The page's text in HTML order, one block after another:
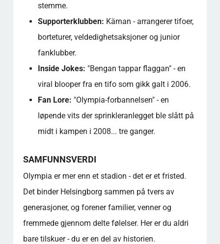
stemme.
Supporterklubben: Kärnan - arrangerer tifoer,
borteturer, veldedighetsaksjoner og junior
fanklubber.
Inside Jokes: "Bengan tappar flaggan" - en
viral blooper fra en tifo som gikk galt i 2006.
Fan Lore: "Olympia-forbannelsen" - en
løpende vits der sprinkleranlegget ble slått på
midt i kampen i 2008... tre ganger.
SAMFUNNSVERDI
Olympia er mer enn et stadion - det er et fristed.
Det binder Helsingborg sammen på tvers av
generasjoner, og forener familier, venner og
fremmede gjennom delte følelser. Her er du aldri
bare tilskuer - du er en del av historien.